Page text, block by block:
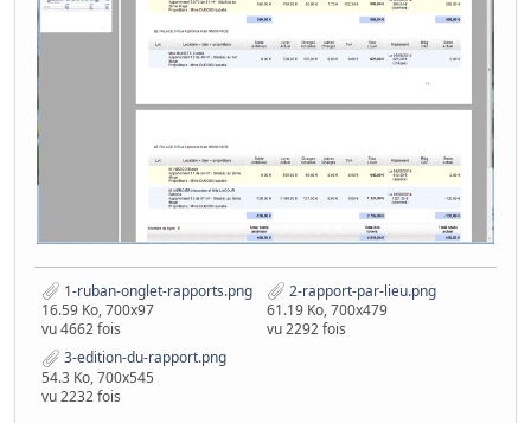
1-ruban-onglet-rapports.png
16.59 Ko, 700x97
vu 4662 fois
2-rapport-par-lieu.png
61.19 Ko, 700x479
vu 2292 fois
3-edition-du-rapport.png
54.3 Ko, 700x545
vu 2232 fois